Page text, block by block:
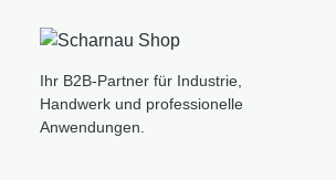
Ihr B2B-Partner für Industrie,
Handwerk und professionelle
Anwendungen.